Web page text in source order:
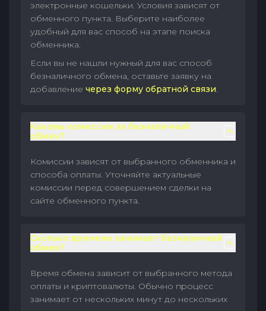
электронные кошельки. Условия зависят от
обменного пункта. Выберите наиболее
удобный для вас способ на этапе поиска
обменника.
Если вы не нашли нужный для вас способ
безналичного обмена, оставьте заявку на
добавление через форму обратной связи.
Каковы комиссии за безналичный
обмен?
Комиссии зависят от выбранного обменника и
способа оплаты. Уточняйте актуальные
комиссии перед совершением сделки на
сайте обменного пункта.
Сколько времени занимает безналичный
обмен?
Время обмена зависит от выбранного метода
оплаты и криптовалюты. Обычно процесс
занимает от нескольких минут до нескольких